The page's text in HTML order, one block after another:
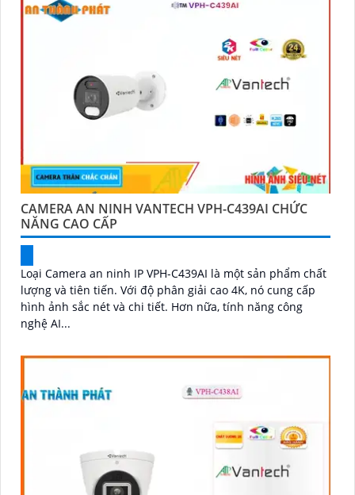
CAMERA AN NINH VANTECH VPH-C439AI CHỨC
NĂNG CAO CẤP
Loại Camera an ninh IP VPH-C439AI là một sản phẩm chất
lượng và tiên tiến. Với độ phân giải cao 4K, nó cung cấp
hình ảnh sắc nét và chi tiết. Hơn nữa, tính năng công
nghệ AI...